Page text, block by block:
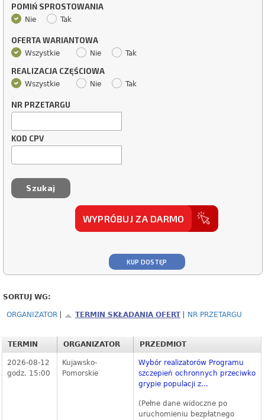
POMIŃ SPROSTOWANIA
Nie Tak
OFERTA WARIANTOWA
Wszystkie Nie Tak
REALIZACJA CZĘŚCIOWA
Wszystkie Nie Tak
NR PRZETARGU
KOD CPV
WYPRÓBUJ ZA DARMO
KUP DOSTĘP
SORTUJ WG:
ORGANIZATOR TERMIN SKŁADANIA OFERT NR PRZETARGU
TERMIN ORGANIZATOR PRZEDMIOT
2026-08-12
godz. 15:00
Kujawsko-
Pomorskie
Wybór realizatorów Programu
szczepień ochronnych przeciwko
grypie populacji z...
(Pełne dane widoczne po
uruchomieniu bezpłatnego